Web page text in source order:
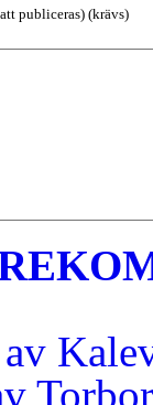
publiceras) (krävs)